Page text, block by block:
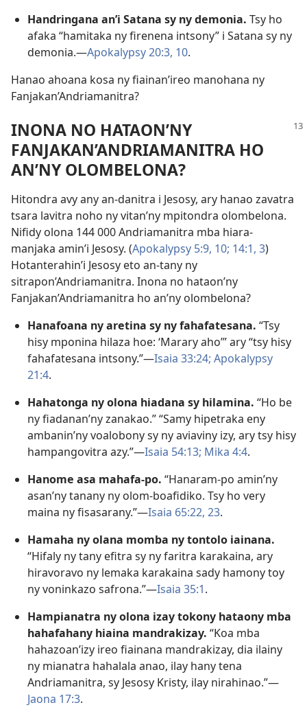
Handringana an’i Satana sy ny demonia. Tsy ho
afaka “hamitaka ny firenena intsony” i Satana sy ny
demonia.​—Apokalypsy 20:3, 10.
Hanao ahoana kosa ny fiainan’ireo manohana ny
Fanjakan’Andriamanitra?
INONA NO HATAON’NY
FANJAKAN’ANDRIAMANITRA HO
AN’NY OLOMBELONA?
Hitondra avy any an-danitra i Jesosy, ary hanao zavatra
tsara lavitra noho ny vitan’ny mpitondra olombelona.
Nifidy olona 144 000 Andriamanitra mba hiara-
manjaka amin’i Jesosy. (Apokalypsy 5:9, 10; 14:1, 3)
Hotanterahin’i Jesosy eto an-tany ny
sitrapon’Andriamanitra. Inona no hataon’ny
Fanjakan’Andriamanitra ho an’ny olombelona?
Hanafoana ny aretina sy ny fahafatesana. “Tsy
hisy mponina hilaza hoe: ‘Marary aho’” ary “tsy hisy
fahafatesana intsony.”​—Isaia 33:24; Apokalypsy
21:4.
Hahatonga ny olona hiadana sy hilamina. “Ho be
ny fiadanan’ny zanakao.” “Samy hipetraka eny
ambanin’ny voalobony sy ny aviaviny izy, ary tsy hisy
hampangovitra azy.”​—Isaia 54:13; Mika 4:4.
Hanome asa mahafa-po. “Hanaram-po amin’ny
asan’ny tanany ny olom-boafidiko. Tsy ho very
maina ny fisasarany.”​—Isaia 65:22, 23.
Hamaha ny olana momba ny tontolo iainana.
“Hifaly ny tany efitra sy ny faritra karakaina, ary
hiravoravo ny lemaka karakaina sady hamony toy
ny voninkazo safrona.”​—Isaia 35:1.
Hampianatra ny olona izay tokony hataony mba
hahafahany hiaina mandrakizay. “Koa mba
hahazoan’izy ireo fiainana mandrakizay, dia ilainy
ny mianatra hahalala anao, ilay hany tena
Andriamanitra, sy Jesosy Kristy, ilay nirahinao.”​—
Jaona 17:3.